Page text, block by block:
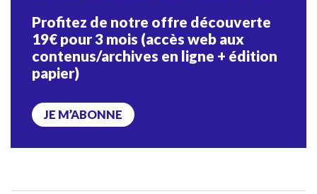
Profitez de notre offre découverte
19€ pour 3 mois (accès web aux
contenus/archives en ligne + édition
papier)
JE M’ABONNE